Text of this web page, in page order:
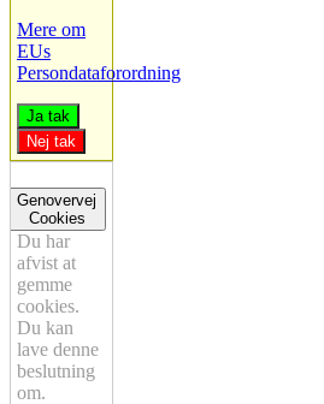
Mere om
EUs
Persondataforordning
Ja tak
Nej tak
Genovervej
Cookies
Du har
afvist at
gemme
cookies.
Du kan
lave denne
beslutning
om.